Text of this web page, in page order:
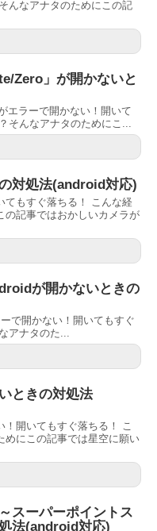
んなアナタのためにこの記
Zero」が開かないと
エラーで開かない！開いて
そんなアナタのためにこ...
対処法(android対応)
てもすぐ落ちる！ こんな経
の記事ではおかしいカメラが
が開かないときの
で開かない！開いてもすぐ
アナタのた...
ときの対処法
開いてもすぐ落ちる！ こ
めにこの記事では星空に願い
スーパーポイントス
法(android対応)